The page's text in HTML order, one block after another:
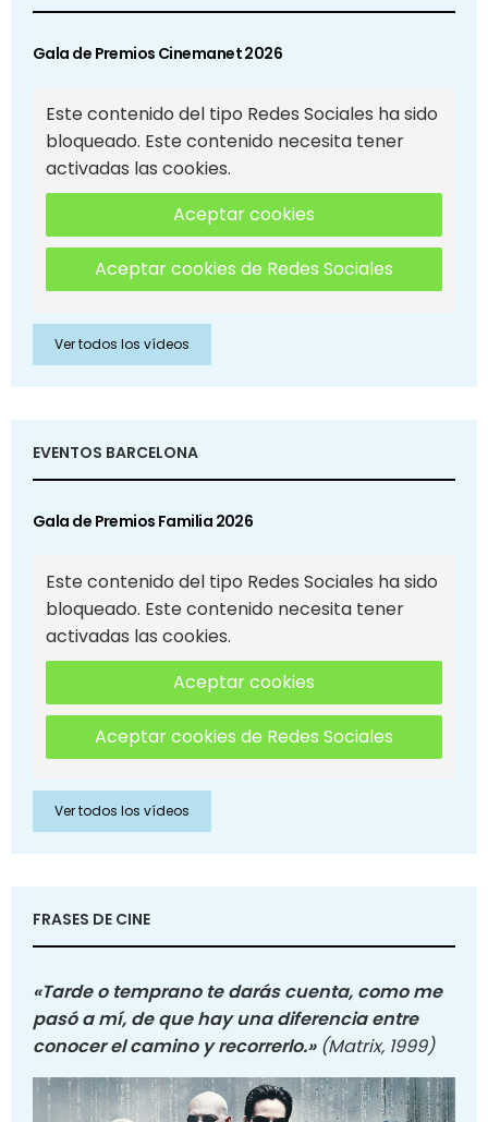
Gala de Premios Cinemanet 2026
Este contenido del tipo Redes Sociales ha sido
bloqueado. Este contenido necesita tener
activadas las cookies.
Aceptar cookies
Aceptar cookies de Redes Sociales
Ver todos los vídeos
EVENTOS BARCELONA
Gala de Premios Familia 2026
Este contenido del tipo Redes Sociales ha sido
bloqueado. Este contenido necesita tener
activadas las cookies.
Aceptar cookies
Aceptar cookies de Redes Sociales
Ver todos los vídeos
FRASES DE CINE
«Tarde o temprano te darás cuenta, como me
pasó a mí, de que hay una diferencia entre
conocer el camino y recorrerlo.» (Matrix, 1999)